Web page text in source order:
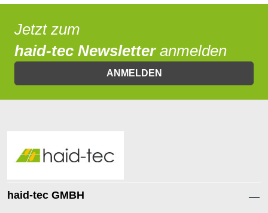
Jetzt zum
haid-tec Newsletteranmelden
ANMELDEN
haid-tec GMBH